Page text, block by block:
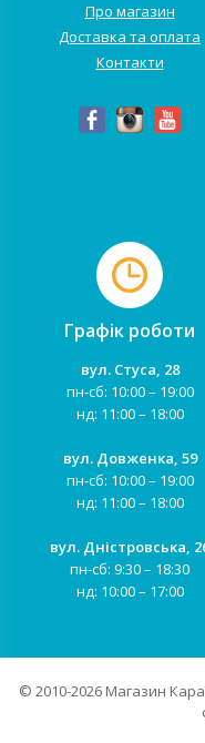
Про магазин
Доставка та оплата
Контакти
Графік роботи
вул. Стуса, 28
пн-сб: 10:00 – 19:00
нд: 11:00 – 18:00
вул. Довженка, 59
пн-сб: 10:00 – 19:00
нд: 11:00 – 18:00
вул. Дністровська,
пн-сб: 9:30 – 18:30
нд: 10:00 – 17:00
© 2010-2026 Магазин